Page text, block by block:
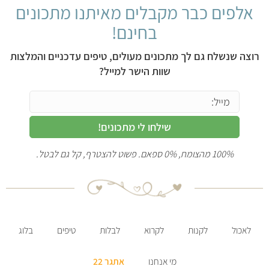
אלפים כבר מקבלים מאיתנו מתכונים
בחינם!
רוצה שנשלח גם לך מתכונים מעולים, טיפים עדכניים והמלצות
שוות הישר למייל?
שילחו לי מתכונים!
100% מהצומח, 0% ספאם. פשוט להצטרף, קל גם לבטל.
לאכול לקנות לקרוא לבלות טיפים בלוג
מי אנחנו אתגר 22